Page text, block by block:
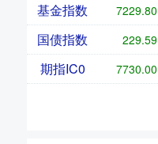
基金指数 7229.80
国债指数 229.59
期指IC0 7730.00